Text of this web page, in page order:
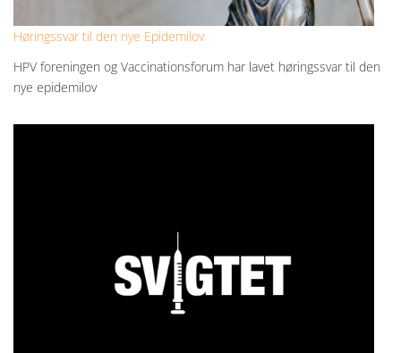
Høringssvar til den nye Epidemilov
HPV foreningen og Vaccinationsforum har lavet høringssvar til den
nye epidemilov